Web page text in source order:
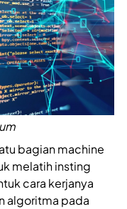
bagian machine
melatih insting
cara kerjanya
algoritma pada